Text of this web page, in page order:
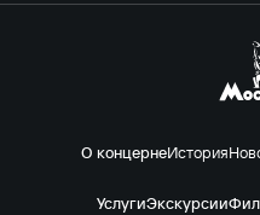
О концернеИстория
УслугиЭкскурсии